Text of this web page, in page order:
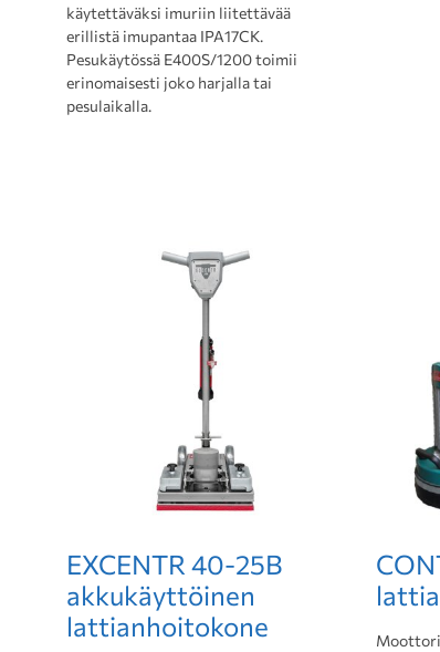
käytettäväksi imuriin liitettävää
erillistä imupantaa IPA17CK.
Pesukäytössä E400S/1200 toimii
erinomaisesti joko harjalla tai
pesulaikalla.
EXCENTR 40-25B
akkukäyttöinen
lattianhoitokone